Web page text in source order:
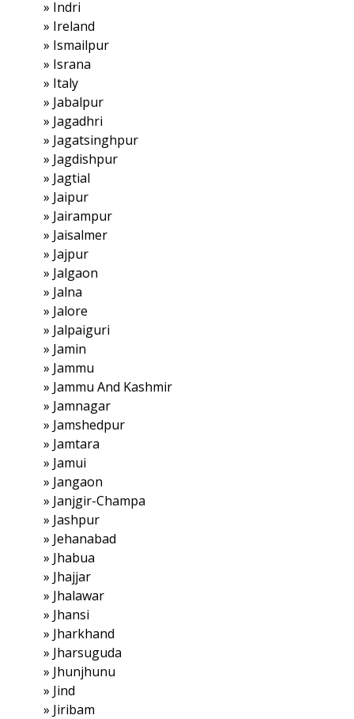
» Indri
» Ireland
» Ismailpur
» Israna
» Italy
» Jabalpur
» Jagadhri
» Jagatsinghpur
» Jagdishpur
» Jagtial
» Jaipur
» Jairampur
» Jaisalmer
» Jajpur
» Jalgaon
» Jalna
» Jalore
» Jalpaiguri
» Jamin
» Jammu
» Jammu And Kashmir
» Jamnagar
» Jamshedpur
» Jamtara
» Jamui
» Jangaon
» Janjgir-Champa
» Jashpur
» Jehanabad
» Jhabua
» Jhajjar
» Jhalawar
» Jhansi
» Jharkhand
» Jharsuguda
» Jhunjhunu
» Jind
» Jiribam